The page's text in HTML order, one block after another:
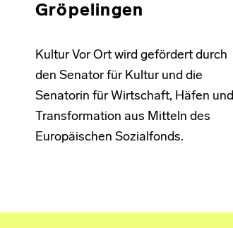
Gröpelingen
Kultur Vor Ort wird gefördert durch
den Senator für Kultur und die
Senatorin für Wirtschaft, Häfen und
Transformation aus Mitteln des
Europäischen Sozialfonds.